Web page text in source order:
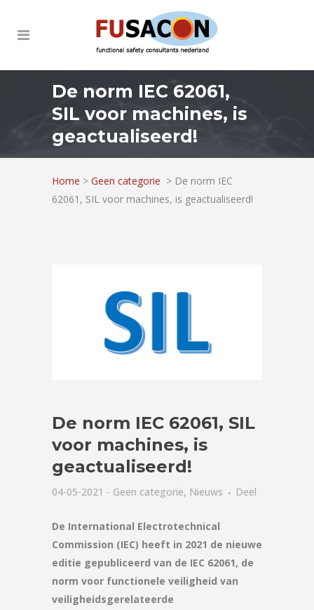
De norm IEC 62061,
SIL voor machines, is
geactualiseerd!
Home > Geen categorie > De norm IEC
62061, SIL voor machines, is geactualiseerd!
De norm IEC 62061, SIL
voor machines, is
geactualiseerd!
04-05-2021 - Geen categorie, Nieuws Deel
De International Electrotechnical
Commission (IEC) heeft in 2021 de nieuwe
editie gepubliceerd van de IEC 62061, de
norm voor functionele veiligheid van
veiligheidsgerelateerde